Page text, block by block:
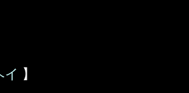
イ 】